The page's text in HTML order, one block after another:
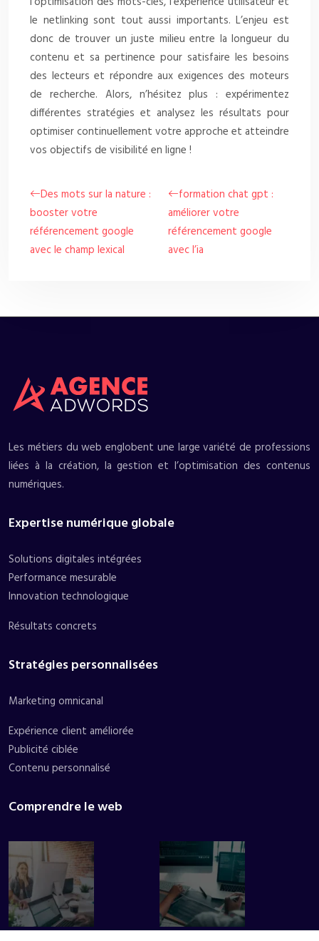
le netlinking sont tout aussi importants. L’enjeu est
donc de trouver un juste milieu entre la longueur du
contenu et sa pertinence pour satisfaire les besoins
des lecteurs et répondre aux exigences des moteurs
de recherche. Alors, n’hésitez plus : expérimentez
différentes stratégies et analysez les résultats pour
optimiser continuellement votre approche et atteindre
vos objectifs de visibilité en ligne !
Des mots sur la nature :
booster votre
référencement google
avec le champ lexical
formation chat gpt :
améliorer votre
référencement google
avec l’ia
Les métiers du web englobent une large variété de professions
liées à la création, la gestion et l’optimisation des contenus
numériques.
Expertise numérique globale
Solutions digitales intégrées
Performance mesurable
Innovation technologique
Résultats concrets
Stratégies personnalisées
Marketing omnicanal
Expérience client améliorée
Publicité ciblée
Contenu personnalisé
Comprendre le web